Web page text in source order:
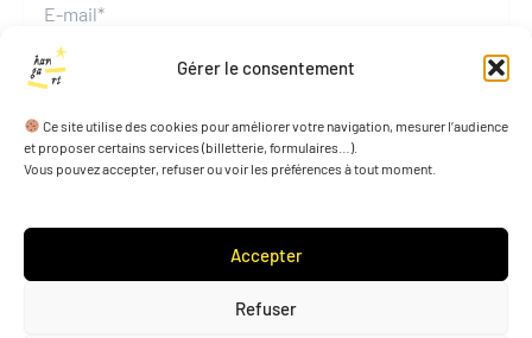
Gérer le consentement
Ce site utilise des cookies pour améliorer votre navigation, mesurer l’audience
et proposer certains services (billetterie, formulaires…).
Vous pouvez accepter, refuser ou voir les préférences à tout moment.
Accepter
Refuser
mail*
Site